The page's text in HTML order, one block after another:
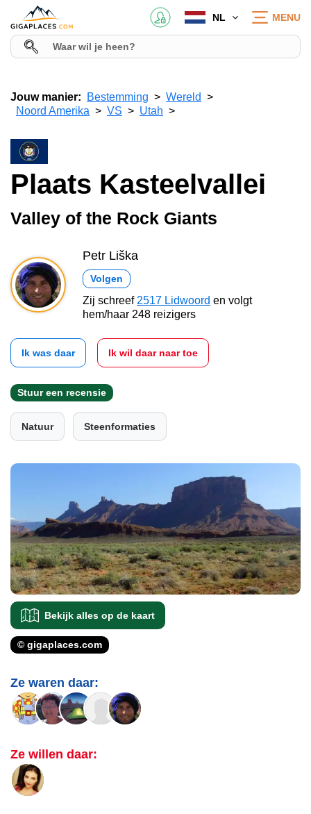
NL MENU
Jouw manier: Bestemming
Wereld
Noord Amerika
VS Utah
Plaats Kasteelvallei
Valley of the Rock Giants
Petr Liška
Volgen
Zij schreef 2517 Lidwoord en volgt
hem/haar 248 reizigers
Ik was daar Ik wil daar naar toe
Stuur een recensie
Natuur Steenformaties
Bekijk alles op de kaart
© gigaplaces.com
Ze waren daar:
Ze willen daar: